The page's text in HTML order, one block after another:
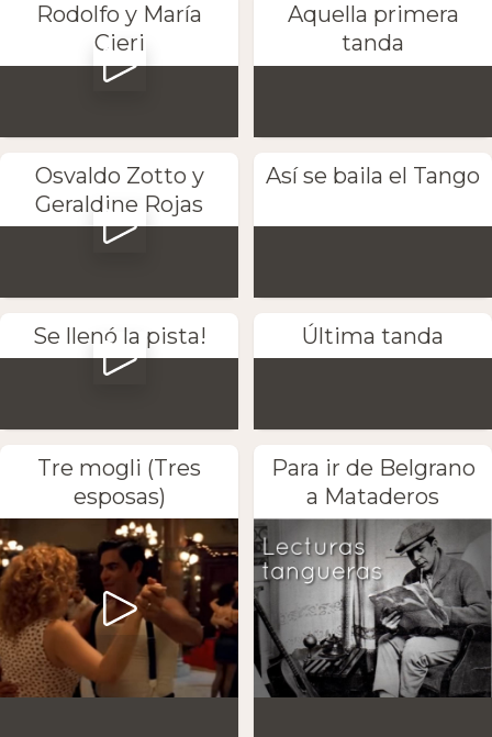
Rodolfo y María
Cieri
Aquella primera
tanda
Osvaldo Zotto y
Geraldine Rojas
Así se baila el Tango
Se llenó la pista! Última tanda
Tre mogli (Tres
esposas)
Para ir de Belgrano
a Mataderos